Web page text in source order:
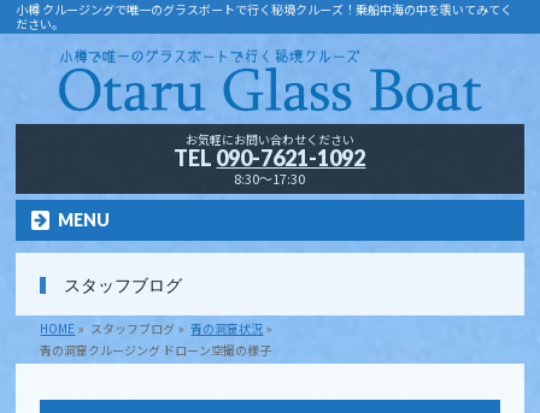
小樽 クルージングで唯一のグラスボートで行く秘境クルーズ！乗船中海の中を覗いてみてく
ださい。
お気軽にお問い合わせください
TEL 090-7621-1092
8:30～17:30
MENU
スタッフブログ
HOME » スタッフブログ » 青の洞窟状況 »
青の洞窟クルージング ドローン空撮の様子